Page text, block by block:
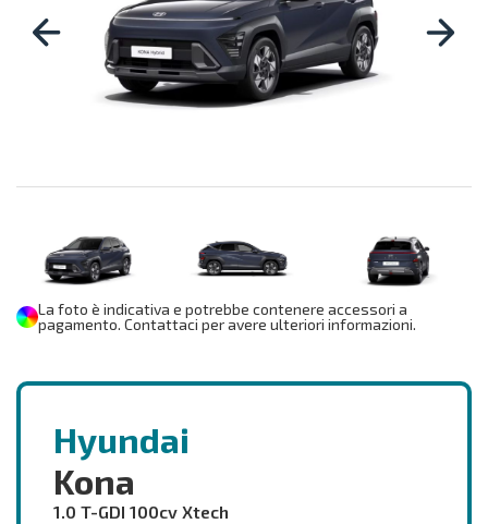
La foto è indicativa e potrebbe contenere accessori a
pagamento. Contattaci per avere ulteriori informazioni.
Hyundai
Kona
1.0 T-GDI 100cv Xtech